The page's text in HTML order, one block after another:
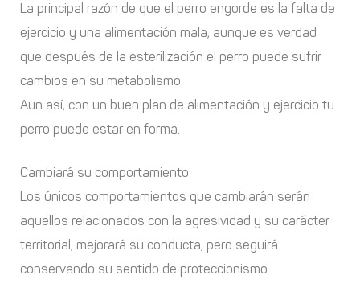
La principal razón de que el perro engorde es la falta de
ejercicio y una alimentación mala, aunque es verdad
que después de la esterilización el perro puede sufrir
cambios en su metabolismo.
Aun así, con un buen plan de alimentación y ejercicio tu
perro puede estar en forma.
Cambiará su comportamiento
Los únicos comportamientos que cambiarán serán
aquellos relacionados con la agresividad y su carácter
territorial, mejorará su conducta, pero seguirá
conservando su sentido de proteccionismo.